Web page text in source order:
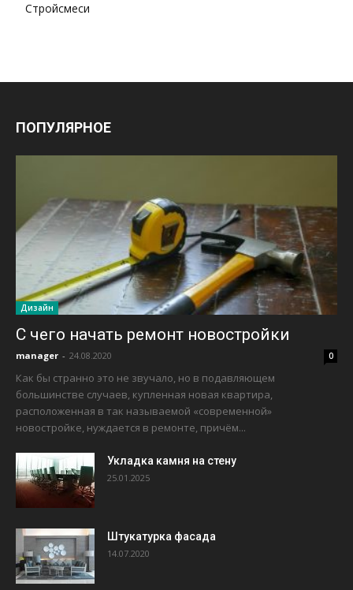
Стройсмеси
ПОПУЛЯРНОЕ
Дизайн
С чего начать ремонт новостройки
manager - 24.08.2020 0
Как бы странно это не звучало, но в подавляющем
большинстве случаев, купленная новая квартира,
расположенная в так называемой «современной»
новостройке, нуждается в ремонте, причём...
Укладка камня на стену
25.01.2025
Штукатурка фасада
14.07.2020